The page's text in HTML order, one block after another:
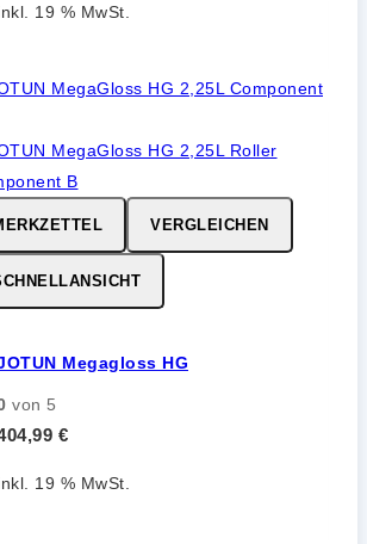
19 % MwSt.
VERGLEICHEN
Megagloss HG
von 5
€
19 % MwSt.